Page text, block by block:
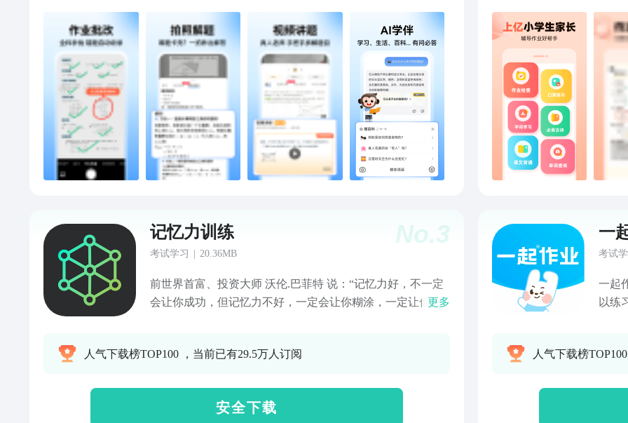
写作思路，写作原来如此简单！ 5、古诗文助手：赏析和考点
清晰呈现，轻松学会古诗词，不再盲目死记硬背！ 6、错题
本：难题好题一键收藏，还可以导出打印，从此告别题海战
抖音号@小猿搜题 微信公众号“小猿搜题” 新浪微博@小猿搜
题，素材从此
习
错题
级
理
No.3
记忆力训练
考试学习 20.36MB
前世界首富、投资大师 沃伦.巴菲特 说：“记忆力好，不一定
会让你成功，但记忆力不好，一定会让你糊涂，一定让你失
美国科学家研究证实「dual n-back」能提高大脑流体智力水
忆：训练短期记忆、非语言记忆，工作记忆!【限时闪记】速
记图标方格：训练快速决策能力、短期记忆、非语言记忆、
更多
人气下载榜TOP100 ，当前已有29.5万人订阅
安 全 下 载
一
考试
一起
以练
错题
人气下载榜